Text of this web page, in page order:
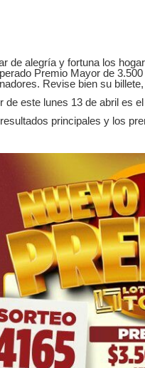
de alegría y fortuna los
Premio Mayor de
Revise bien su
de este lunes 13 de abril es
principales y los